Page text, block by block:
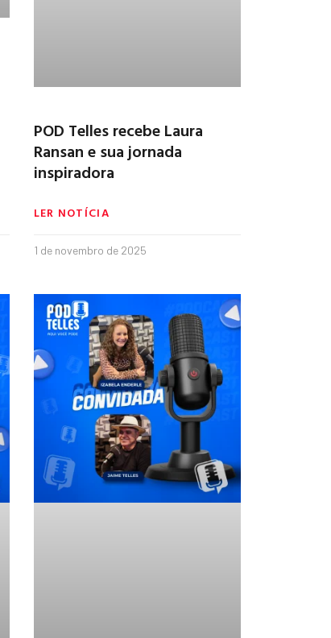
POD Telles recebe Laura
Ransan e sua jornada
inspiradora
LER NOTÍCIA
1 de novembro de 2025